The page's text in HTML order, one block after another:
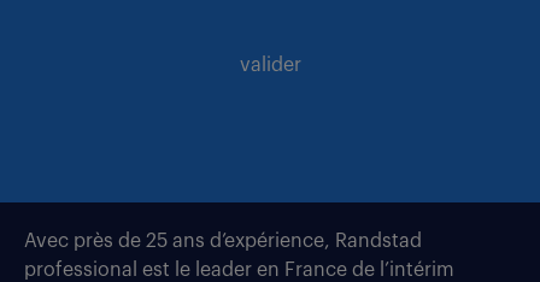
valider
Avec près de 25 ans d’expérience, Randstad
professional est le leader en France de l’intérim